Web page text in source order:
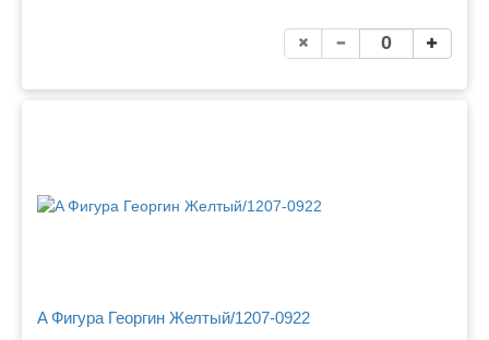
A Фигура Георгин Желтый/1207-0922